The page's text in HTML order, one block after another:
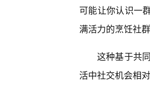
可能让你认识一
满活力的烹饪社群
这种基于共
活中社交机会相